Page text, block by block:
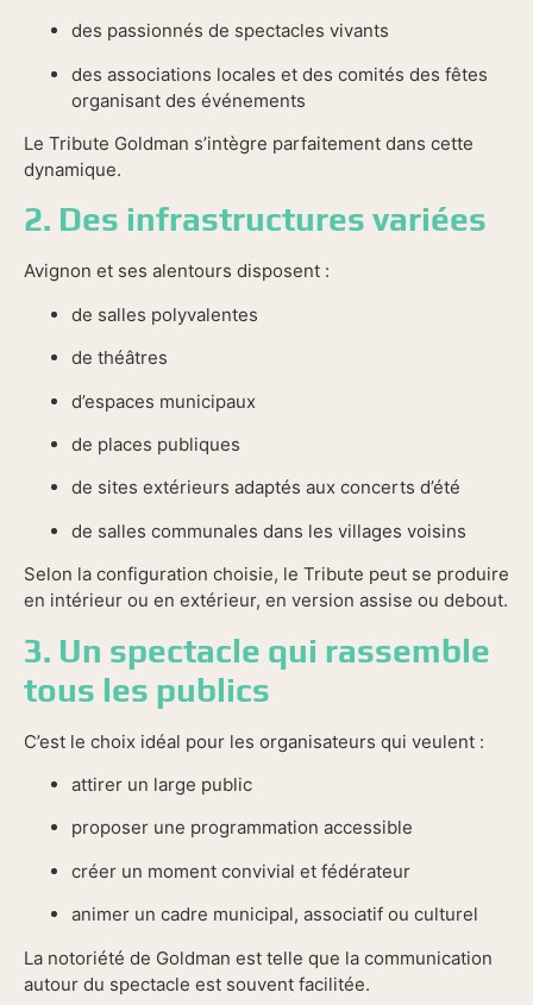
des passionnés de spectacles vivants
des associations locales et des comités des fêtes
organisant des événements
Le Tribute Goldman s’intègre parfaitement dans cette
dynamique.
2. Des infrastructures variées
Avignon et ses alentours disposent :
de salles polyvalentes
de théâtres
d’espaces municipaux
de places publiques
de sites extérieurs adaptés aux concerts d’été
de salles communales dans les villages voisins
Selon la configuration choisie, le Tribute peut se produire
en intérieur ou en extérieur, en version assise ou debout.
3. Un spectacle qui rassemble
tous les publics
C’est le choix idéal pour les organisateurs qui veulent :
attirer un large public
proposer une programmation accessible
créer un moment convivial et fédérateur
animer un cadre municipal, associatif ou culturel
La notoriété de Goldman est telle que la communication
autour du spectacle est souvent facilitée.